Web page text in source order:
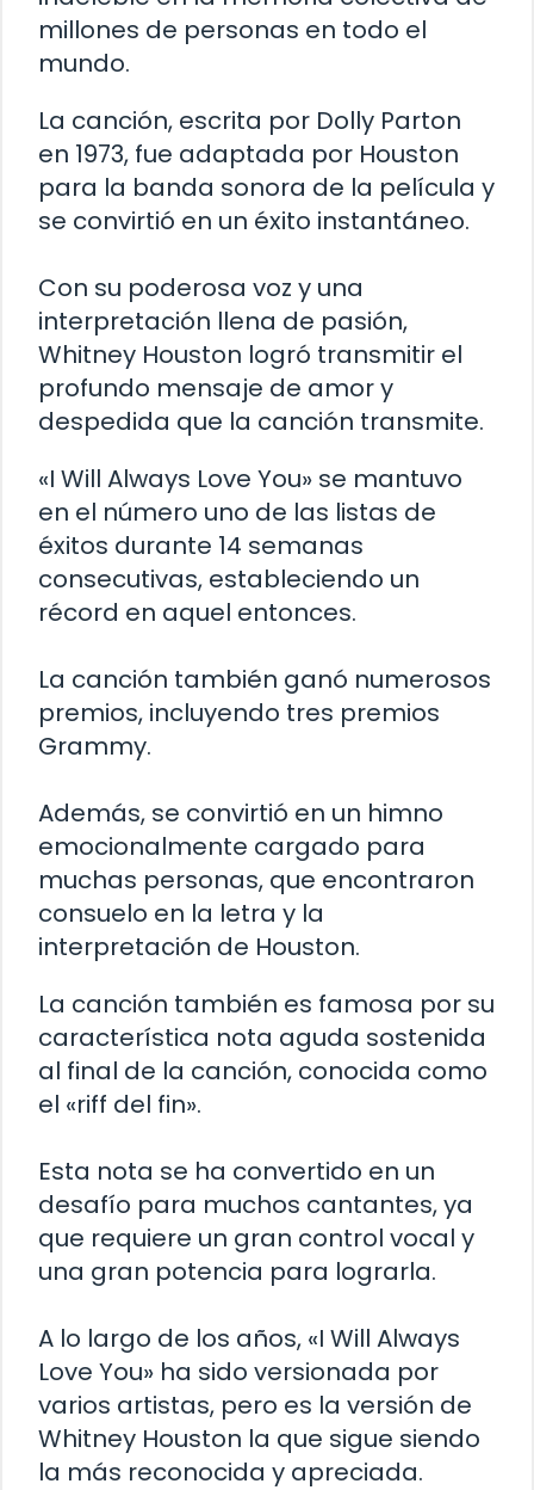
millones de personas en todo el
mundo.
La canción, escrita por Dolly Parton
en 1973, fue adaptada por Houston
para la banda sonora de la película y
se convirtió en un éxito instantáneo.
Con su poderosa voz y una
interpretación llena de pasión,
Whitney Houston logró transmitir el
profundo mensaje de amor y
despedida que la canción transmite.
«I Will Always Love You» se mantuvo
en el número uno de las listas de
éxitos durante 14 semanas
consecutivas, estableciendo un
récord en aquel entonces.
La canción también ganó numerosos
premios, incluyendo tres premios
Grammy.
Además, se convirtió en un himno
emocionalmente cargado para
muchas personas, que encontraron
consuelo en la letra y la
interpretación de Houston.
La canción también es famosa por su
característica nota aguda sostenida
al final de la canción, conocida como
el «riff del fin».
Esta nota se ha convertido en un
desafío para muchos cantantes, ya
que requiere un gran control vocal y
una gran potencia para lograrla.
A lo largo de los años, «I Will Always
Love You» ha sido versionada por
varios artistas, pero es la versión de
Whitney Houston la que sigue siendo
la más reconocida y apreciada.